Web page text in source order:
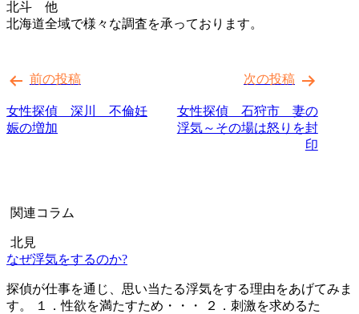
北斗 他
北海道全域で様々な調査を承っております。
稿
ナ
ビ
シ
ョ
ン
前の投稿
女性探偵 深川 不倫妊
娠の増加
次の投稿
女性探偵 石狩市 妻の
浮気～その場は怒りを封
印
関連コラム
北見
なぜ浮気をするのか?
探偵が仕事を通じ、思い当たる浮気をする理由をあげてみま
す。 １．性欲を満たすため・・・ ２．刺激を求めるた